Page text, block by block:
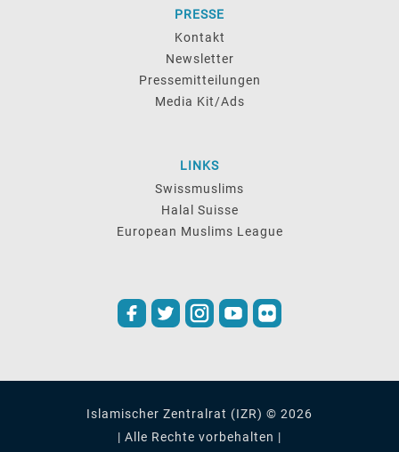
PRESSE
Kontakt
Newsletter
Pressemitteilungen
Media Kit/Ads
LINKS
Swissmuslims
Halal Suisse
European Muslims League
Islamischer Zentralrat (IZR) © 2026
| Alle Rechte vorbehalten |